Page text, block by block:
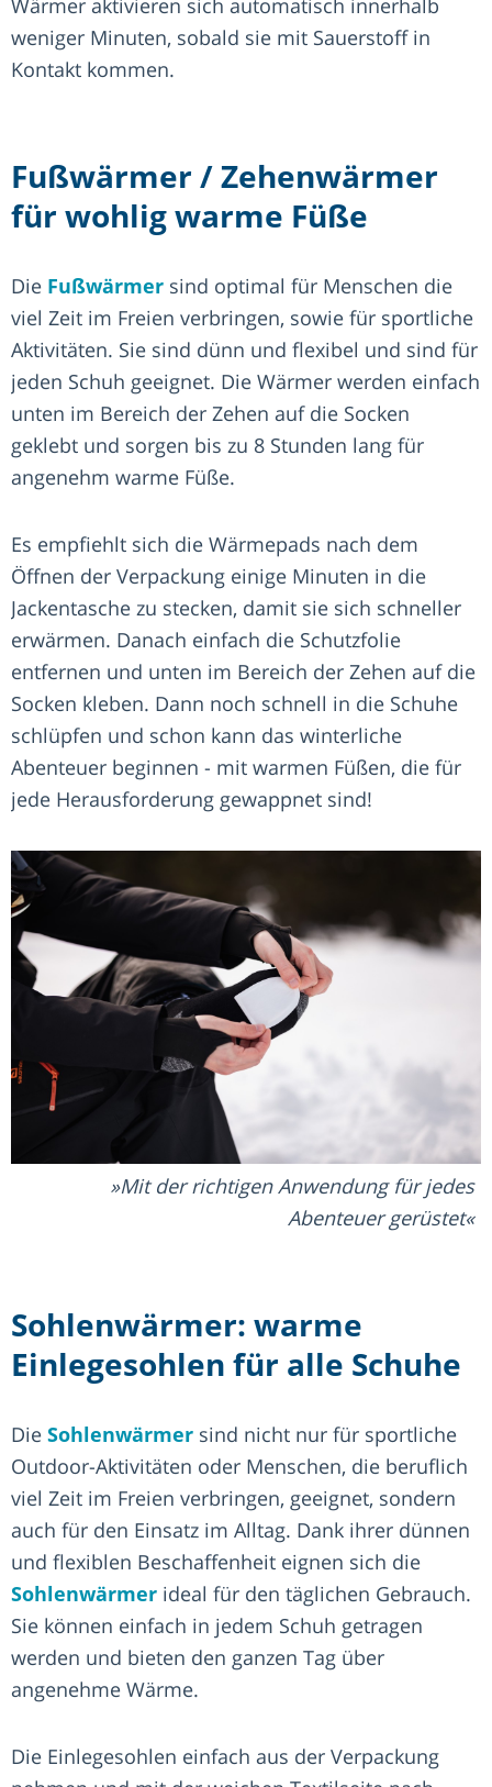
weniger Minuten, sobald sie mit Sauerstoff in
Kontakt kommen.
Fußwärmer / Zehenwärmer
für wohlig warme Füße
Die Fußwärmer sind optimal für Menschen die
viel Zeit im Freien verbringen, sowie für sportliche
Aktivitäten. Sie sind dünn und flexibel und sind für
jeden Schuh geeignet. Die Wärmer werden einfach
unten im Bereich der Zehen auf die Socken
geklebt und sorgen bis zu 8 Stunden lang für
angenehm warme Füße.
Es empfiehlt sich die Wärmepads nach dem
Öffnen der Verpackung einige Minuten in die
Jackentasche zu stecken, damit sie sich schneller
erwärmen. Danach einfach die Schutzfolie
entfernen und unten im Bereich der Zehen auf die
Socken kleben. Dann noch schnell in die Schuhe
schlüpfen und schon kann das winterliche
Abenteuer beginnen - mit warmen Füßen, die für
jede Herausforderung gewappnet sind!
Mit der richtigen Anwendung für jedes
Abenteuer gerüstet
Sohlenwärmer: warme
Einlegesohlen für alle Schuhe
Die Sohlenwärmer sind nicht nur für sportliche
Outdoor-Aktivitäten oder Menschen, die beruflich
viel Zeit im Freien verbringen, geeignet, sondern
auch für den Einsatz im Alltag. Dank ihrer dünnen
und flexiblen Beschaffenheit eignen sich die
Sohlenwärmer ideal für den täglichen Gebrauch.
Sie können einfach in jedem Schuh getragen
werden und bieten den ganzen Tag über
angenehme Wärme.
Die Einlegesohlen einfach aus der Verpackung